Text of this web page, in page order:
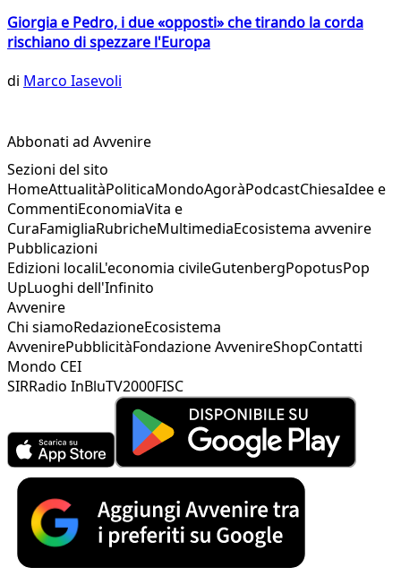
Giorgia e Pedro, i due «opposti» che tirando la corda
rischiano di spezzare l'Europa
di Marco Iasevoli
Abbonati ad Avvenire
Sezioni del sito
HomeAttualitàPoliticaMondoAgoràPodcastChiesaIdee e
CommentiEconomiaVita e
CuraFamigliaRubricheMultimediaEcosistema avvenire
Pubblicazioni
Edizioni localiL'economia civileGutenbergPopotusPop
UpLuoghi dell'Infinito
Avvenire
Chi siamoRedazioneEcosistema
AvvenirePubblicitàFondazione AvvenireShopContatti
Mondo CEI
SIRRadio InBluTV2000FISC